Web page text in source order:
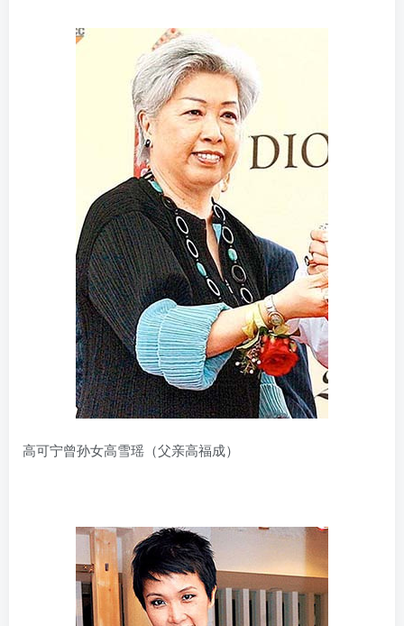
高可宁曾孙女高雪瑶（父亲高福成）